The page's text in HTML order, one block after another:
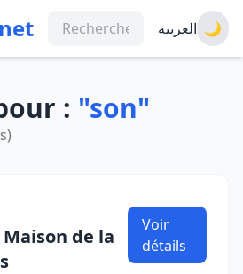
العربية 🌙
: "son"
de la
Voir
détails